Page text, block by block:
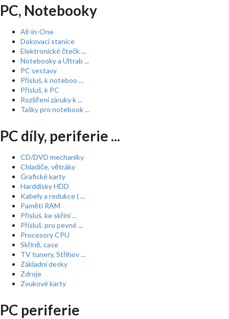
PC, Notebooky
All-in-One
Dokovací stanice
Elektronické čtečk ...
Notebooky a Ultrab ...
PC sestavy
Přísluš. k noteboo ...
Přísluš. k PC
Rozšíření záruky k ...
Tašky pro notebook ...
PC díly, periferie ...
CD/DVD mechaniky
Chladiče, větráky
Grafické karty
Harddisky HDD
Kabely a redukce ( ...
Paměti RAM
Přísluš. ke skříní ...
Přísluš. pro pevné ...
Procesory CPU
Skříně, case
TV tunery, Střihov ...
Základní desky
Zdroje
Zvukové karty
PC periferie